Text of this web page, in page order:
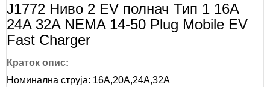
J1772 Ниво 2 EV полнач Тип 1 16A
24A 32A NEMA 14-50 Plug Mobile EV
Fast Charger
Краток опис:
Номинална струја: 16A,20A,24A,32A